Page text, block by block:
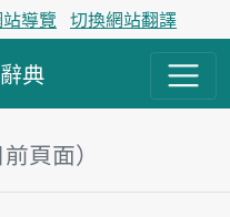
導覽 切換網站翻譯
辭典
頁面）